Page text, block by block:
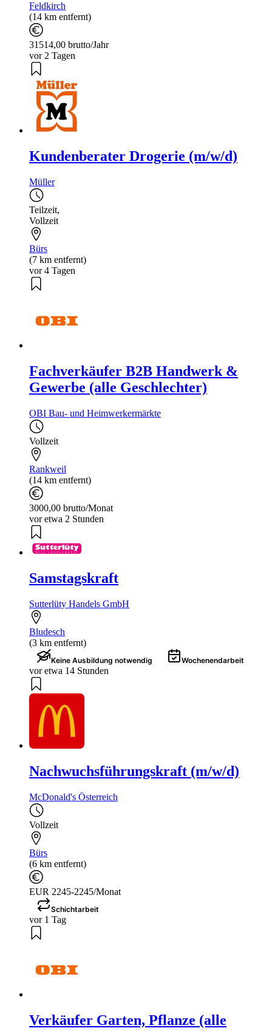
Feldkirch
(14 km entfernt)
31514,00 brutto/Jahr
vor 2 Tagen
Kundenberater Drogerie (m/w/d)
Müller
Teilzeit,
Vollzeit
Bürs
(7 km entfernt)
vor 4 Tagen
Fachverkäufer B2B Handwerk &
Gewerbe (alle Geschlechter)
OBI Bau- und Heimwerkermärkte
Vollzeit
Rankweil
(14 km entfernt)
3000,00 brutto/Monat
vor etwa 2 Stunden
Samstagskraft
Sutterlüty Handels GmbH
Bludesch
(3 km entfernt)
Keine Ausbildung notwendig Wochenendarbeit
vor etwa 14 Stunden
Nachwuchsführungskraft (m/w/d)
McDonald's Österreich
Vollzeit
Bürs
(6 km entfernt)
EUR 2245-2245/Monat
Schichtarbeit
vor 1 Tag
Verkäufer Garten, Pflanze (alle